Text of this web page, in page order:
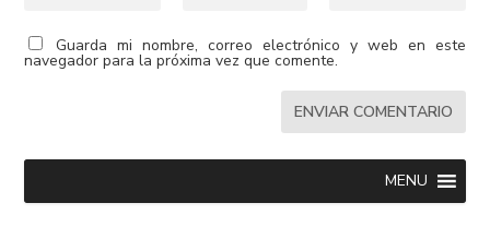
Guarda mi nombre, correo electrónico y web en este
navegador para la próxima vez que comente.
MENU